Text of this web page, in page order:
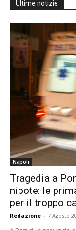
Ultime notizie
Napoli
Tragedia a
nipote: le
per il troppo
Redazione - 7 Agosto